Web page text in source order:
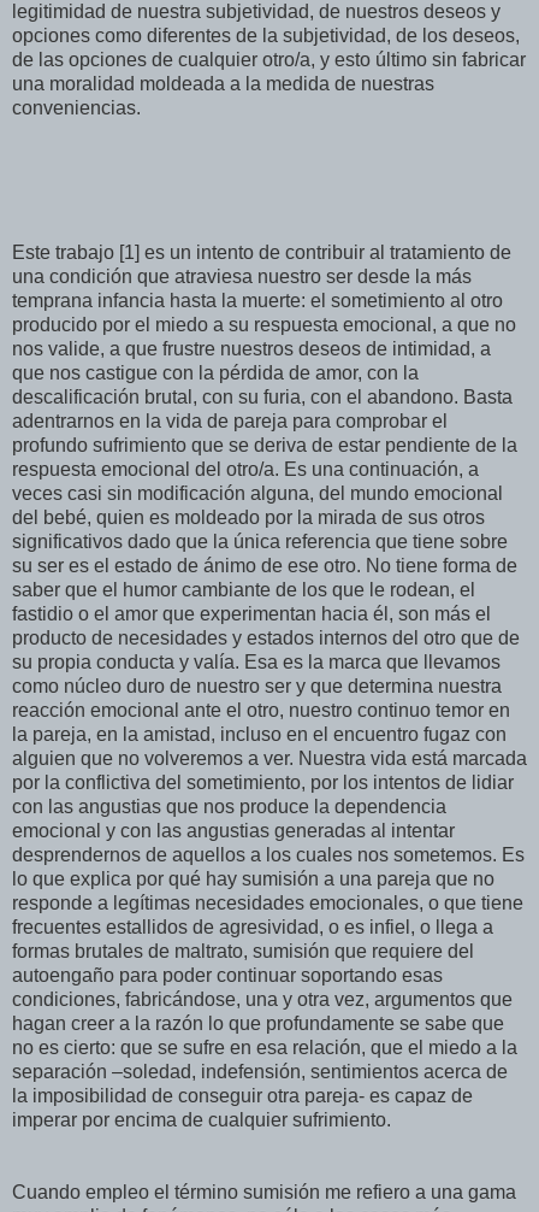
legitimidad de nuestra subjetividad, de nuestros deseos y
opciones como diferentes de la subjetividad, de los deseos,
de las opciones de cualquier otro/a, y esto último sin fabricar
una moralidad moldeada a la medida de nuestras
conveniencias.
Este trabajo [1] es un intento de contribuir al tratamiento de
una condición que atraviesa nuestro ser desde la más
temprana infancia hasta la muerte: el sometimiento al otro
producido por el miedo a su respuesta emocional, a que no
nos valide, a que frustre nuestros deseos de intimidad, a
que nos castigue con la pérdida de amor, con la
descalificación brutal, con su furia, con el abandono. Basta
adentrarnos en la vida de pareja para comprobar el
profundo sufrimiento que se deriva de estar pendiente de la
respuesta emocional del otro/a. Es una continuación, a
veces casi sin modificación alguna, del mundo emocional
del bebé, quien es moldeado por la mirada de sus otros
significativos dado que la única referencia que tiene sobre
su ser es el estado de ánimo de ese otro. No tiene forma de
saber que el humor cambiante de los que le rodean, el
fastidio o el amor que experimentan hacia él, son más el
producto de necesidades y estados internos del otro que de
su propia conducta y valía. Esa es la marca que llevamos
como núcleo duro de nuestro ser y que determina nuestra
reacción emocional ante el otro, nuestro continuo temor en
la pareja, en la amistad, incluso en el encuentro fugaz con
alguien que no volveremos a ver. Nuestra vida está marcada
por la conflictiva del sometimiento, por los intentos de lidiar
con las angustias que nos produce la dependencia
emocional y con las angustias generadas al intentar
desprendernos de aquellos a los cuales nos sometemos. Es
lo que explica por qué hay sumisión a una pareja que no
responde a legítimas necesidades emocionales, o que tiene
frecuentes estallidos de agresividad, o es infiel, o llega a
formas brutales de maltrato, sumisión que requiere del
autoengaño para poder continuar soportando esas
condiciones, fabricándose, una y otra vez, argumentos que
hagan creer a la razón lo que profundamente se sabe que
no es cierto: que se sufre en esa relación, que el miedo a la
separación –soledad, indefensión, sentimientos acerca de
la imposibilidad de conseguir otra pareja- es capaz de
imperar por encima de cualquier sufrimiento.
Cuando empleo el término sumisión me refiero a una gama